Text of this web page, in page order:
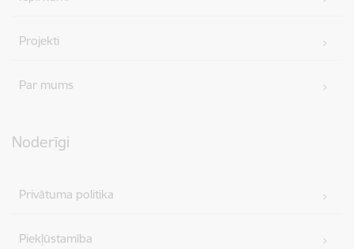
Projekti
Par mums
Noderīgi
Privātuma politika
Piekļūstamība